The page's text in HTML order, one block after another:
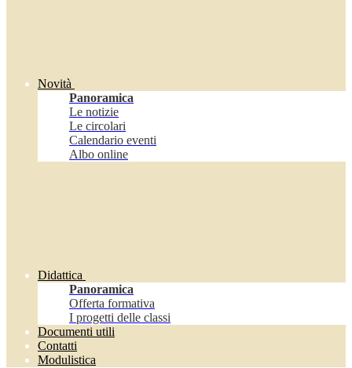
Novità
Panoramica
Le notizie
Le circolari
Calendario eventi
Albo online
Didattica
Panoramica
Offerta formativa
I progetti delle classi
Documenti utili
Contatti
Modulistica